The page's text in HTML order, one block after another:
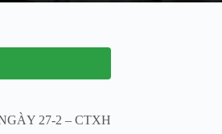
27-2 – CTXH